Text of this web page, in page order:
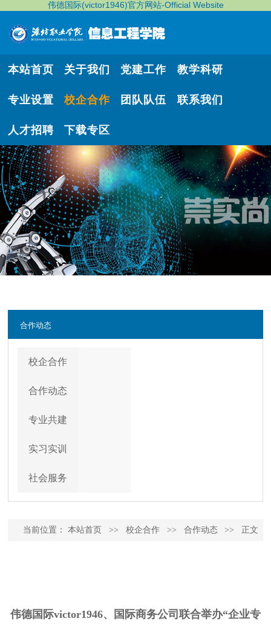
伟德国际(victor1946)官方网站-Official Website
本站首页 关于我们 党建工作 教学科研
专业设置 校企合作 团队队伍 联系我们
人才招聘 下载专区
合作动态
校企合作
合作动态
专业共建
实习实训
社会服务
当前位置： 本站首页 >> 校企合作 >> 合作动态 >> 正文
伟德国际victor1946、国际商务公司联合举办“企业专